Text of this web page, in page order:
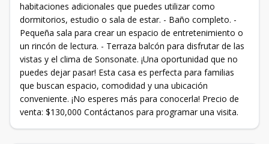
habitaciones adicionales que puedes utilizar como
dormitorios, estudio o sala de estar. - Baño completo. -
Pequeña sala para crear un espacio de entretenimiento o
un rincón de lectura. - Terraza balcón para disfrutar de las
vistas y el clima de Sonsonate. ¡Una oportunidad que no
puedes dejar pasar! Esta casa es perfecta para familias
que buscan espacio, comodidad y una ubicación
conveniente. ¡No esperes más para conocerla! Precio de
venta: $130,000 Contáctanos para programar una visita.